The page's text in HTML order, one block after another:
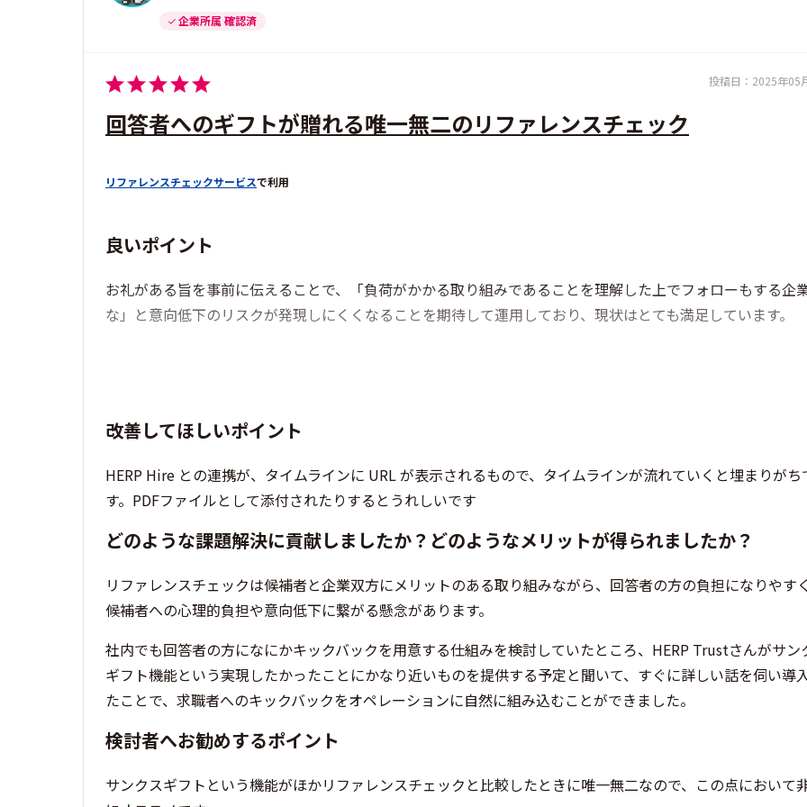
企業所属 確認済
投稿日： 2025年05
回答者へのギフトが贈れる唯一無二のリファレンスチェック
リファレンスチェックサービスで利用
良いポイント
お礼がある旨を事前に伝えることで、「負荷がかかる取り組みであることを理解した上でフォローもする企
な」と意向低下のリスクが発現しにくくなることを期待して運用しており、現状はとても満足しています。
改善してほしいポイント
HERP Hire との連携が、タイムラインに URL が表示されるもので、タイムラインが流れていくと埋まりがち
す。PDFファイルとして添付されたりするとうれしいです
どのような課題解決に貢献しましたか？どのようなメリットが得られましたか？
リファレンスチェックは候補者と企業双方にメリットのある取り組みながら、回答者の方の負担になりやすく
候補者への心理的負担や意向低下に繋がる懸念があります。
社内でも回答者の方になにかキックバックを用意する仕組みを検討していたところ、HERP Trustさんがサン
ギフト機能という実現したかったことにかなり近いものを提供する予定と聞いて、すぐに詳しい話を伺い導
たことで、求職者へのキックバックをオペレーションに自然に組み込むことができました。
検討者へお勧めするポイント
サンクスギフトという機能がほかリファレンスチェックと比較したときに唯一無二なので、この点において